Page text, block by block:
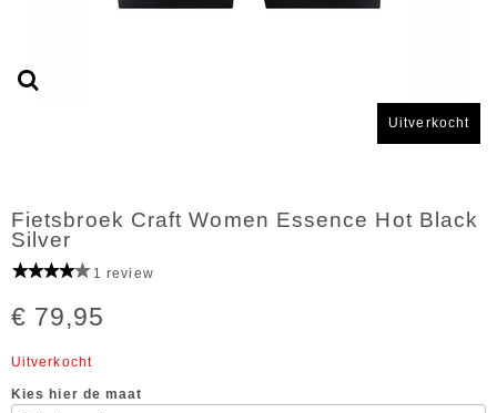
Uitverkocht
Fietsbroek Craft Women Essence Hot Black
Silver
1 review
€ 79,95
Uitverkocht
Kies hier de maat